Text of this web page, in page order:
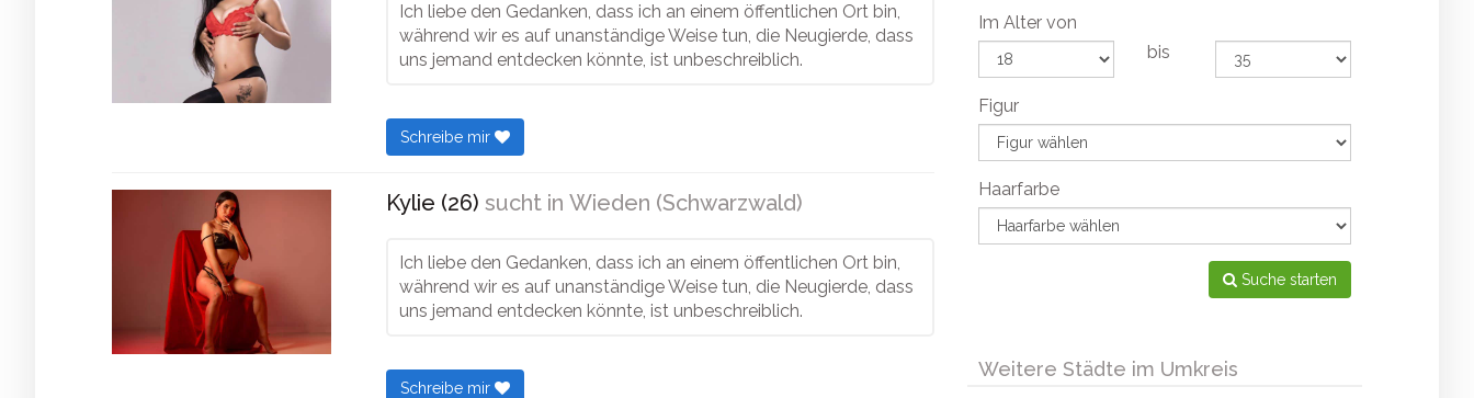
Ich liebe den Gedanken, dass ich an einem öffentlichen Ort bin,
während wir es auf unanständige Weise tun, die Neugierde, dass
uns jemand entdecken könnte, ist unbeschreiblich.
Schreibe mir
Kylie (26) sucht in Wieden (Schwarzwald)
Ich liebe den Gedanken, dass ich an einem öffentlichen Ort bin,
während wir es auf unanständige Weise tun, die Neugierde, dass
uns jemand entdecken könnte, ist unbeschreiblich.
Schreibe mir
Im Alter von
bis
Figur
Haarfarbe
Suche starten
Weitere Städte im Umkreis